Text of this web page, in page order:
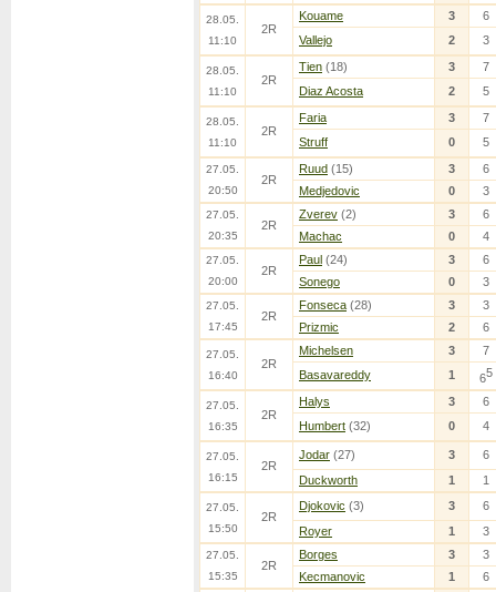
28.05.
11:10
2R
Kouame 3
6
Vallejo
2 3
28.05.
11:10
2R
Tien (18) 3
7
Diaz Acosta
2 5
28.05.
11:10
2R
Faria 3
7
Struff
0 5
27.05.
20:50
2R
Ruud (15) 3
6
Medjedovic
0 3
27.05.
20:35
2R
Zverev (2) 3
6
Machac
0 4
27.05.
20:00
2R
Paul (24) 3
6
Sonego
0 3
27.05.
17:45
2R
Fonseca (28) 3
3
Prizmic
2 6
27.05.
16:40
2R
Michelsen 3
7
Basavareddy
1 65
27.05.
16:35
2R
Halys 3
6
Humbert (32) 0 4
27.05.
16:15
2R
Jodar (27) 3
6
Duckworth
1 1
27.05.
15:50
2R
Djokovic (3) 3
6
Royer
1 3
27.05.
15:35
2R
Borges 3
3
Kecmanovic
1 6